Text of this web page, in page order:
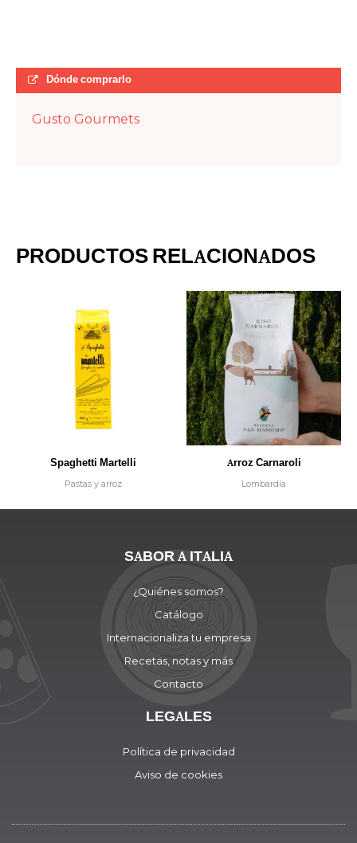
Dónde comprarlo
Gusto Gourmets
PRODUCTOS RELACIONADOS
Spaghetti Martelli
Pastas y arroz
Arroz Carnaroli
Lombardía
SABOR A ITALIA
¿Quiénes somos?
Catálogo
Internacionaliza tu empresa
Recetas, notas y más
Contacto
LEGALES
Política de privacidad
Aviso de cookies